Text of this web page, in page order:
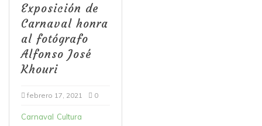
Exposición de
Carnaval honra
al fotógrafo
Alfonso José
Khouri
febrero 17, 2021 0
Carnaval Cultura